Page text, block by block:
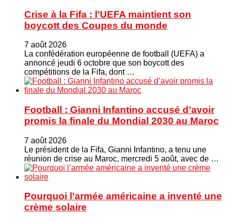
Crise à la Fifa : l’UEFA maintient son
boycott des Coupes du monde
7 août 2026
La confédération européenne de football (UEFA) a
annoncé jeudi 6 octobre que son boycott des
compétitions de la Fifa, dont …
Football : Gianni Infantino accusé d’avoir
promis la finale du Mondial 2030 au Maroc
7 août 2026
Le président de la Fifa, Gianni Infantino, a tenu une
réunion de crise au Maroc, mercredi 5 août, avec de …
Pourquoi l’armée américaine a inventé une
crème solaire